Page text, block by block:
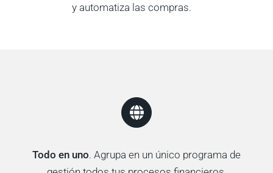
y automatiza las compras.
Todo en uno. Agrupa en un único programa de